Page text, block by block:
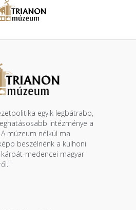
egyik legbátrabb,
intézménye a
múzeum nélkül ma
beszélnénk a külhoni
medencei magyar